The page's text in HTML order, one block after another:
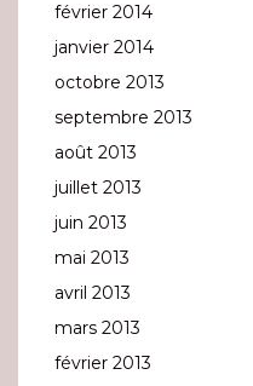
février 2014
janvier 2014
octobre 2013
septembre 2013
août 2013
juillet 2013
juin 2013
mai 2013
avril 2013
mars 2013
février 2013